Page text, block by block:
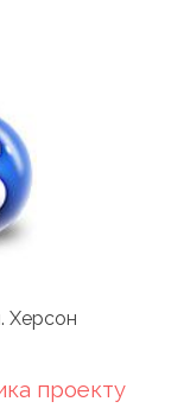
Херсон
проекту